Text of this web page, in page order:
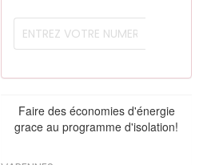
Faire des économies d'énergie
grace au programme d'isolation!